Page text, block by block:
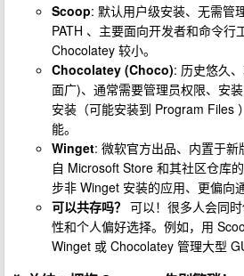
Scoop: 默认用户级安装、无需管
PATH 、主要面向开发者和命令行
Chocolatey 较小。
Chocolatey (Choco): 历史悠久
面广)、通常需要管理员权限、安
安装（可能安装到 Program Files
能。
Winget: 微软官方出品、内置于
自 Microsoft Store 和其社区仓库
步非 Winget 安装的应用、更偏向
可以共存吗？ 可以！很多人会同
性和个人偏好选择。例如，用
Winget 或 Chocolatey 管理大型